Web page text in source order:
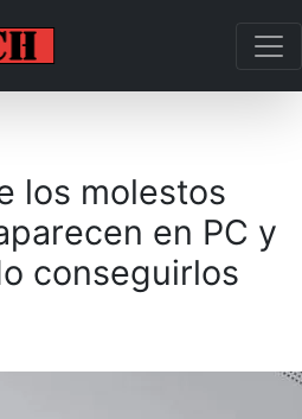
los molestos
en PC y
conseguirlos